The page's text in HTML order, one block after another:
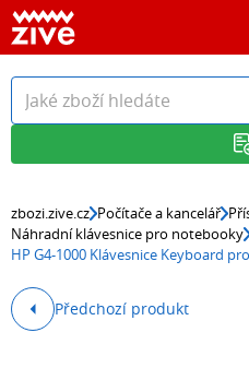
zbozi.zive.cz Počítače a kancelář
Náhradní klávesnice pro notebooky
HP G4-1000 Klávesnice Keyboard
Předchozí produkt